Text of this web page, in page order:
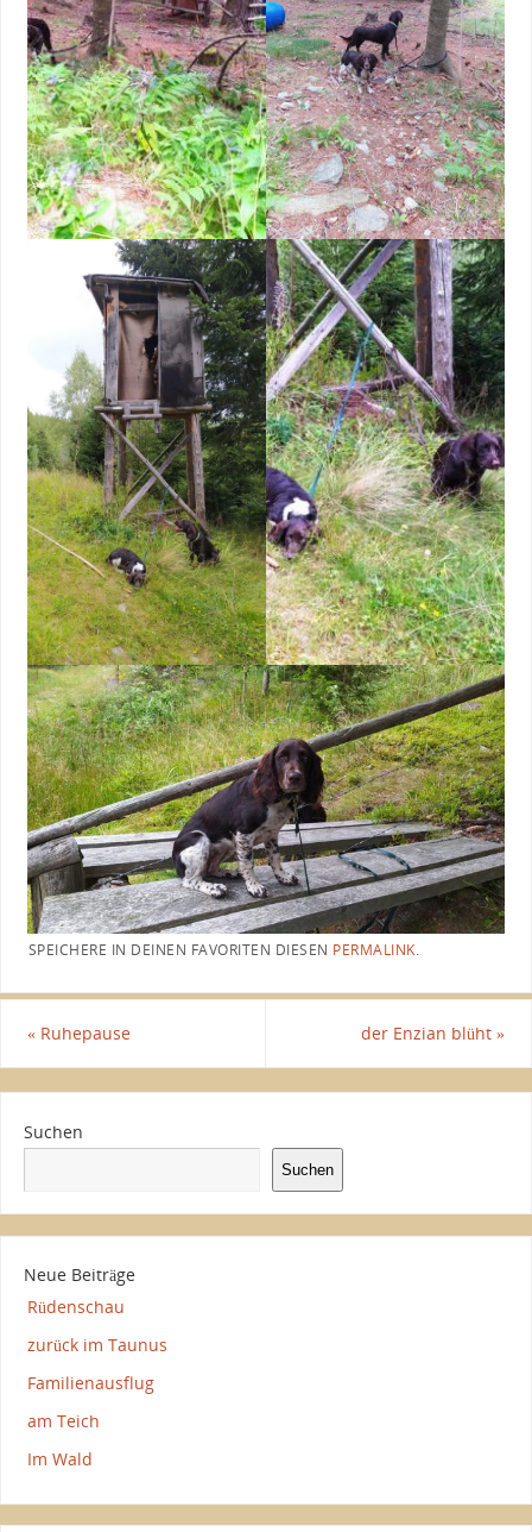
SPEICHERE IN DEINEN FAVORITEN DIESEN PERMALINK.
«Ruhepause der Enzian blüht»
Suchen
Suchen
Neue Beiträge
Rüdenschau
zurück im Taunus
Familienausflug
am Teich
Im Wald